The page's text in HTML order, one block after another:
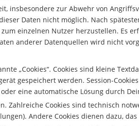
insbesondere zur Abwehr von
Daten nicht möglich. Nach
einzelnen Nutzer herzustellen. Es
anderer Datenquellen wird nicht
„Cookies“. Cookies sind kleine
gespeichert werden. Session-
eine automatische Lösung durch
Zahlreiche Cookies sind technisch
Andere Cookies dienen dazu,